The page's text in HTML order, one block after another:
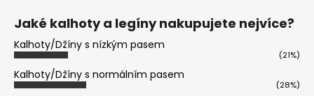
Jaké kalhoty a legíny nakupujete nejvíce?
Kalhoty/Džíny s nízkým pasem
(21%)
Kalhoty/Džíny s normálním pasem
(28%)